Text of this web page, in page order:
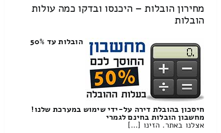
מחירון הובלות – היכנסו ובדקו כמה עולות
הובלות
הובלות עד 50%
חיסכון בהובלת דירה על-ידי שימוש במערכת שלנו!
מחשבון הובלות בחינם לגמרי
אצלנו באתר. הזינו […]